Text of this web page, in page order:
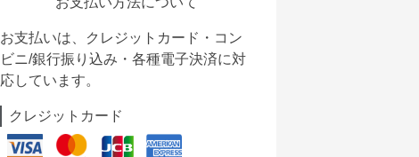
お支払いは、クレジットカード・コン
ビニ/銀行振り込み・各種電子決済に対
応しています。
クレジットカード